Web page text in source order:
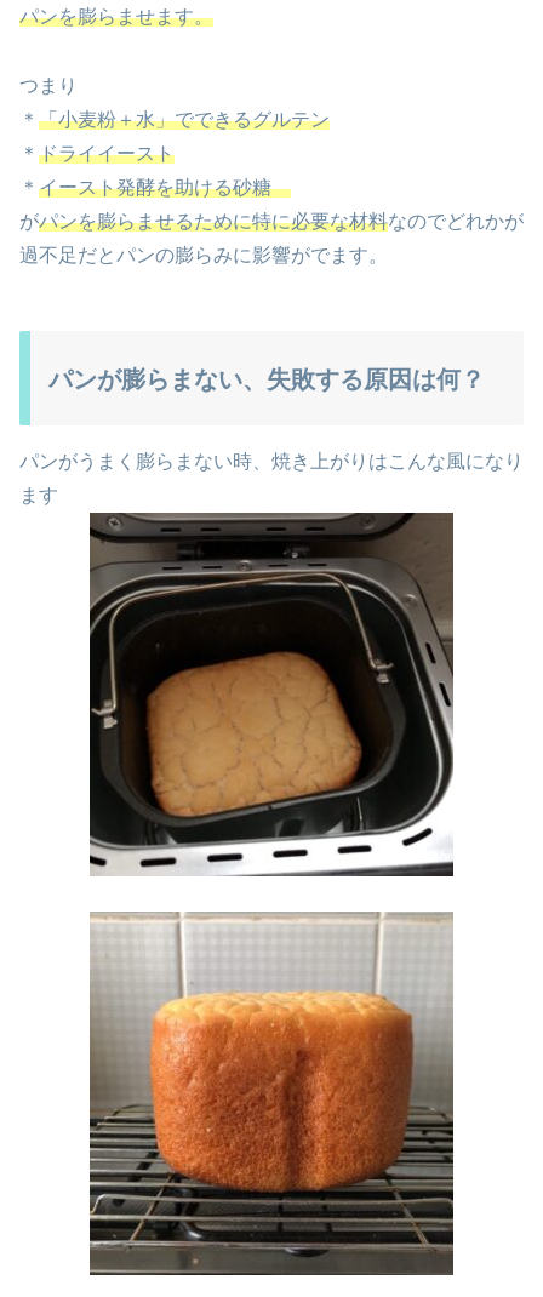
パンを膨らませます。
つまり
＊ 「小麦粉＋水」でできるグルテン
＊ ドライイースト
＊ イースト発酵を助ける砂糖
がパンを膨らませるために特に必要な材料なのでどれかが
過不足だとパンの膨らみに影響がでます。
パンが膨らまない、失敗する原因は何？
パンがうまく膨らまない時、焼き上がりはこんな風になり
ます